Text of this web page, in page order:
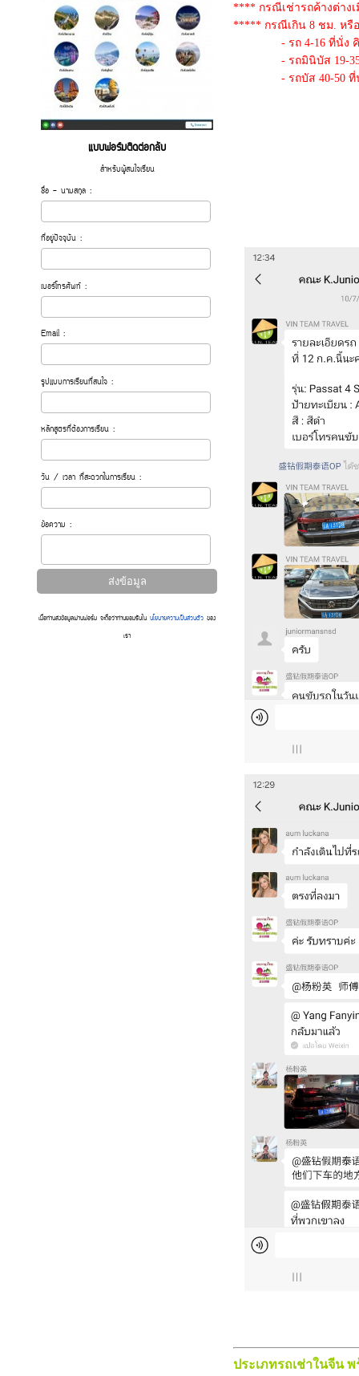
แบบฟอร์มติดต่อกลับ
สำหรับผู้สนใจเรียน
ชื่อ - นามสกุล :
ที่อยู่ปัจจุบัน :
เบอร์โทรศัพท์ :
Email :
รูปแบบการเรียนที่สนใจ :
หลักสูตรที่ต้องการเรียน :
วัน / เวลา ที่สะดวกในการเรียน :
ข้อความ :
เมื่อท่านส่งข้อมูลผ่านฟอร์ม จะถือว่าท่านยอมรับในนโยบายความเป็นส่วนตัวของ
เรา
**** กรณีเช่ารถค้างต่าง
***** กรณีเกิน 8 ชม. หรือ
- รถ 4-16 ที่นั่ง คิ
- รถมินิบัส 19-35
- รถบัส 40-50 ที่นั่
ประเภทรถเช่าในจีน